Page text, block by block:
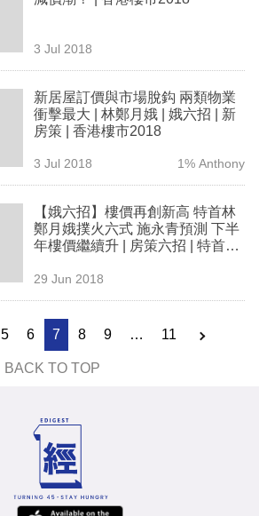
3 Jul 2018
新居屋訂價與市場脫鈎 兩類物業
衝擊最大 | 林鄭月娥 | 娥六招 | 新
房策 | 香港樓市2018
3 Jul 2018 1% Anthony
【娥六招】樓價再創新高 特首林
鄭月娥撲火六式 施永青預測 下半
年樓價繼續升 | 房策六招 | 特首林
置稅 | 香港樓市2018
29 Jun 2018
5 6 7 8 9 … 11
BACK TO TOP